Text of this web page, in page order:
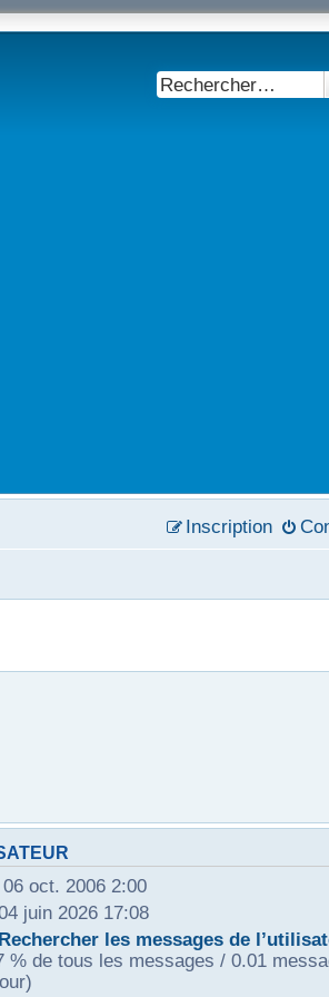
Inscription
oct. 2006 2:00
juin 2026 17:08
Rechercher les messages de
% de tous les messages / 0.01